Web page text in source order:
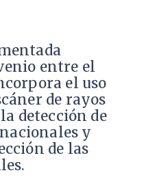
entre el
el uso
de rayos
detección de
y
de las